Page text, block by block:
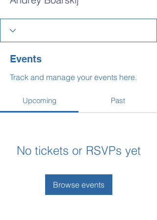
Events
Track and manage your events here.
Upcoming Past
No tickets or RSVPs yet
Browse events